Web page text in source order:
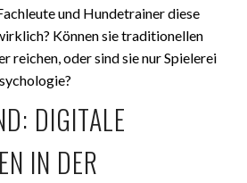
und Hundetrainer diese
Können sie traditionellen
reichen, oder sind sie nur Spielerei
DIGITALE
IN DER